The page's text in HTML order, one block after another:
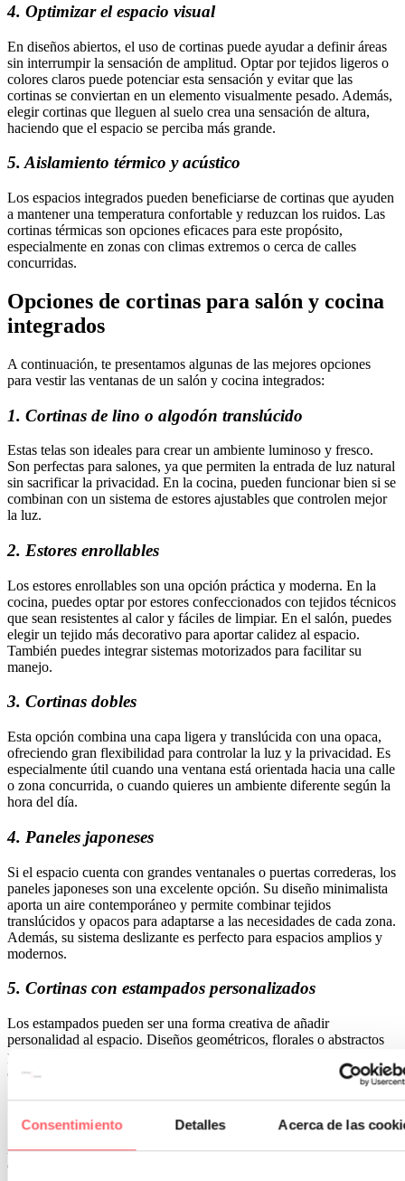
Consentimiento Detalles Acerca de las
4. Optimizar el espacio visual
En diseños abiertos, el uso de cortinas puede ayudar a definir áreas
sin interrumpir la sensación de amplitud. Optar por tejidos ligeros o
colores claros puede potenciar esta sensación y evitar que las
cortinas se conviertan en un elemento visualmente pesado. Además,
elegir cortinas que lleguen al suelo crea una sensación de altura,
haciendo que el espacio se perciba más grande.
5. Aislamiento térmico y acústico
Los espacios integrados pueden beneficiarse de cortinas que ayuden
a mantener una temperatura confortable y reduzcan los ruidos. Las
cortinas térmicas son opciones eficaces para este propósito,
especialmente en zonas con climas extremos o cerca de calles
concurridas.
Opciones de cortinas para salón y cocina
integrados
A continuación, te presentamos algunas de las mejores opciones
para vestir las ventanas de un salón y cocina integrados:
1. Cortinas de lino o algodón translúcido
Estas telas son ideales para crear un ambiente luminoso y fresco.
Son perfectas para salones, ya que permiten la entrada de luz natural
sin sacrificar la privacidad. En la cocina, pueden funcionar bien si se
combinan con un sistema de estores ajustables que controlen mejor
la luz.
2. Estores enrollables
Los estores enrollables son una opción práctica y moderna. En la
cocina, puedes optar por estores confeccionados con tejidos técnicos
que sean resistentes al calor y fáciles de limpiar. En el salón, puedes
elegir un tejido más decorativo para aportar calidez al espacio.
También puedes integrar sistemas motorizados para facilitar su
manejo.
3. Cortinas dobles
Esta opción combina una capa ligera y translúcida con una opaca,
ofreciendo gran flexibilidad para controlar la luz y la privacidad. Es
especialmente útil cuando una ventana está orientada hacia una calle
o zona concurrida, o cuando quieres un ambiente diferente según la
hora del día.
4. Paneles japoneses
Si el espacio cuenta con grandes ventanales o puertas correderas, los
paneles japoneses son una excelente opción. Su diseño minimalista
aporta un aire contemporáneo y permite combinar tejidos
translúcidos y opacos para adaptarse a las necesidades de cada zona.
Además, su sistema deslizante es perfecto para espacios amplios y
modernos.
5. Cortinas con estampados personalizados
Los estampados pueden ser una forma creativa de añadir
personalidad al espacio. Diseños geométricos, florales o abstractos
pueden dar un toque único al salón y la cocina, siempre
asegurándote de que armonicen con el resto de la decoración.
A la hora de elegircortinas para tu salón y cocina integrados, ten
en cuenta estos consejos: